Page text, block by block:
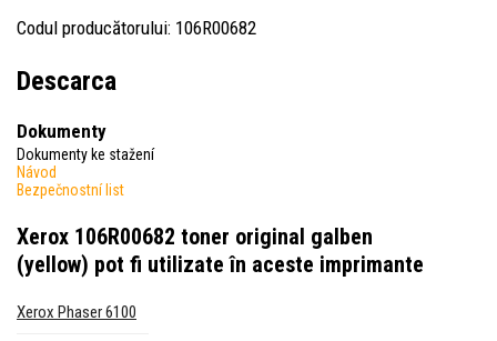
Codul producătorului: 106R00682
Descarca
Dokumenty
Dokumenty ke stažení
Návod
Bezpečnostní list
Xerox 106R00682 toner original galben
(yellow) pot fi utilizate în aceste imprimante
Xerox Phaser 6100